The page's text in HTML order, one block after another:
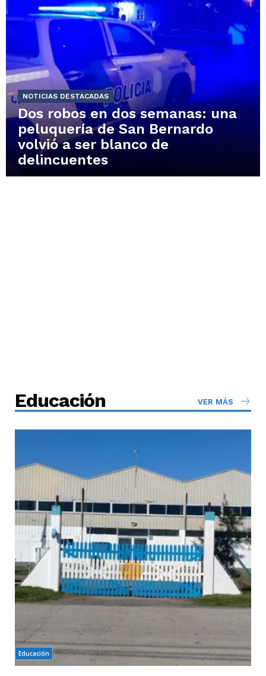
NOTICIAS DESTACADAS
Dos robos en dos semanas: una
peluquería de San Bernardo
volvió a ser blanco de
delincuentes
Educación VER MÁS
Educación